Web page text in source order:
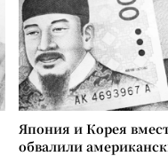
Япония и Корея
обвалили